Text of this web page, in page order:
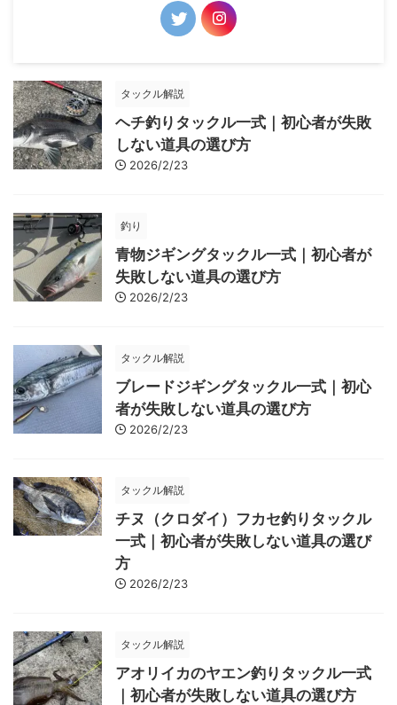
タックル解説
ヘチ釣りタックル一式｜初心者が失敗
しない道具の選び方
2026/2/23
釣り
青物ジギングタックル一式｜初心者が
失敗しない道具の選び方
2026/2/23
タックル解説
ブレードジギングタックル一式｜初心
者が失敗しない道具の選び方
2026/2/23
タックル解説
チヌ（クロダイ）フカセ釣りタックル
一式｜初心者が失敗しない道具の選び
方
2026/2/23
タックル解説
アオリイカのヤエン釣りタックル一式
｜初心者が失敗しない道具の選び方